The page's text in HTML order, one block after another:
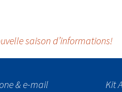
saison d’informations!
& e-mail Kit